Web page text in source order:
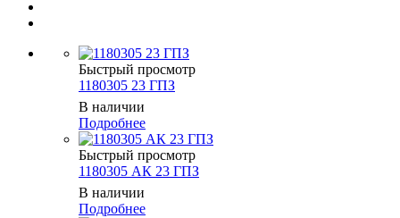
Быстрый просмотр
1180305 23 ГПЗ
В наличии
Подробнее
Быстрый просмотр
1180305 АК 23 ГПЗ
В наличии
Подробнее